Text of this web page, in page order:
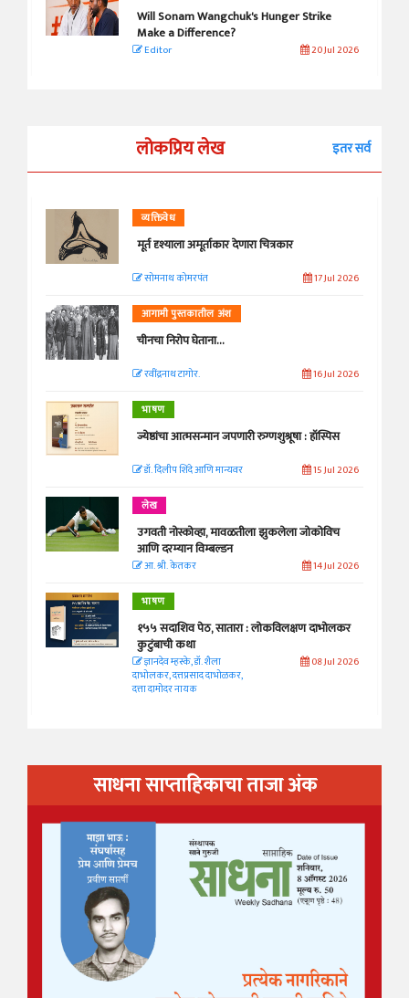
Will Sonam Wangchuk's Hunger Strike
Make a Difference?
Editor 20 Jul 2026
लोकप्रिय लेख इतर सर्व
व्यक्तिवेध
मूर्त दृश्याला अमूर्ताकार देणारा चित्रकार
सोमनाथ कोमरपंत 17 Jul 2026
आगामी पुस्तकातील अंश
चीनचा निरोप घेताना...
रवींद्रनाथ टागोर. 16 Jul 2026
भाषण
ज्येष्ठांचा आत्मसन्मान जपणारी रुग्णशुश्रूषा : हॉस्पिस
डॉ. दिलीप शिंदे आणि मान्यवर 15 Jul 2026
लेख
उगवती नोस्कोव्हा, मावळतीला झुकलेला जोकोविच
आणि दरम्यान विम्बल्डन
आ. श्री. केतकर 14 Jul 2026
भाषण
१५५ सदाशिव पेठ, सातारा : लोकविलक्षण दाभोलकर
कुटुंबाची कथा
ज्ञानदेव म्हस्के, डॉ. शैला
दाभोलकर, दत्तप्रसाद दाभोळकर,
दत्ता दामोदर नायक
08 Jul 2026
साधना साप्ताहिकाचा ताजा अंक